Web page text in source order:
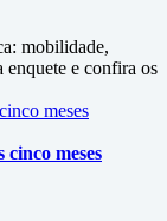
mobilidade,
enquete e confira os
meses